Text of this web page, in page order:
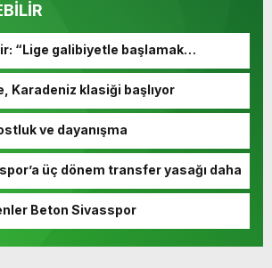
“Lige galibiyetle başlamak
Karadeniz klasiği başlıyor
ve dayanışma
üç dönem transfer yasağı daha
Beton Sivasspor